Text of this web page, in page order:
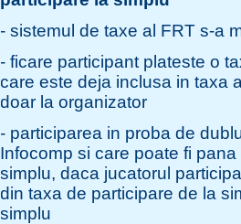
- sistemul de taxe al FRT s-a
- ficare participant plateste o
care este deja inclusa in taxa
doar la organizator
- participarea in proba de
Infocomp si care poate fi
simplu, daca jucatorul
din taxa de participare de la
simplu